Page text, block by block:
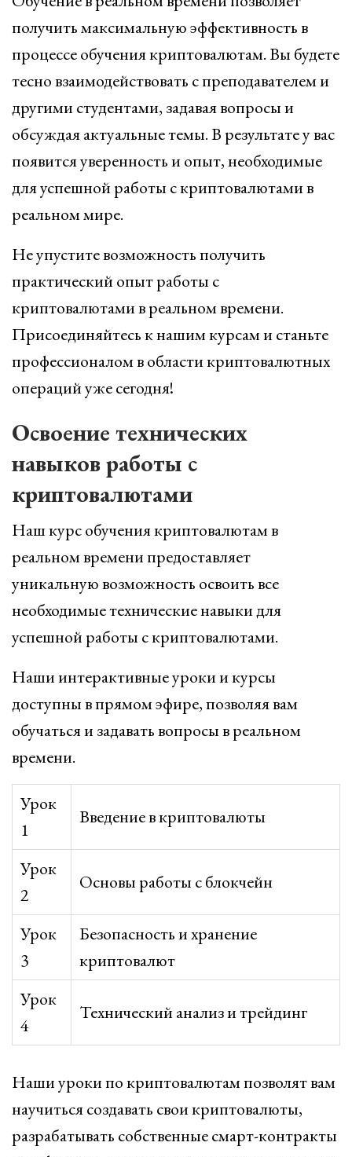
получить максимальную эффективность в
процессе обучения криптовалютам. Вы будете
тесно взаимодействовать с преподавателем и
другими студентами, задавая вопросы и
обсуждая актуальные темы. В результате у вас
появится уверенность и опыт, необходимые
для успешной работы с криптовалютами в
реальном мире.
Не упустите возможность получить
практический опыт работы с
криптовалютами в реальном времени.
Присоединяйтесь к нашим курсам и станьте
профессионалом в области криптовалютных
операций уже сегодня!
Освоение технических
навыков работы с
криптовалютами
Наш курс обучения криптовалютам в
реальном времени предоставляет
уникальную возможность освоить все
необходимые технические навыки для
успешной работы с криптовалютами.
Наши интерактивные уроки и курсы
доступны в прямом эфире, позволяя вам
обучаться и задавать вопросы в реальном
времени.
Урок
1
Введение в криптовалюты
Урок
2
Основы работы с блокчейн
Урок
3
Безопасность и хранение
криптовалют
Урок
4
Технический анализ и трейдинг
Наши уроки по криптовалютам позволят вам
научиться создавать свои криптовалюты,
разрабатывать собственные смарт-контракты